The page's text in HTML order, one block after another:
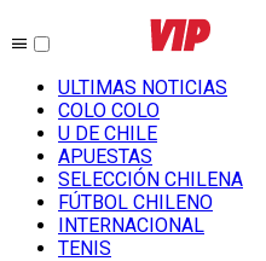
ULTIMAS NOTICIAS
COLO COLO
U DE CHILE
APUESTAS
SELECCIÓN CHILENA
FÚTBOL CHILENO
INTERNACIONAL
TENIS